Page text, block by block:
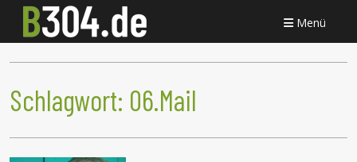
Menü
Schlagwort: 06.Mail